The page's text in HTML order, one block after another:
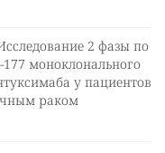
2 фазы по
моноклонального
у пациентов
раком